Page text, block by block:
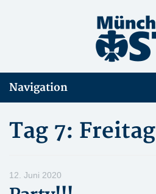
Navigation
Tag 7: Freitag
12. Juni 2020